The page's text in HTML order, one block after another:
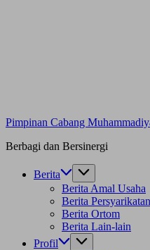
Pimpinan Cabang
Berbagi dan Bersinergi
Berita
Berita Amal Usaha
Berita Persyarikatan
Berita Ortom
Berita Lain-lain
Profil